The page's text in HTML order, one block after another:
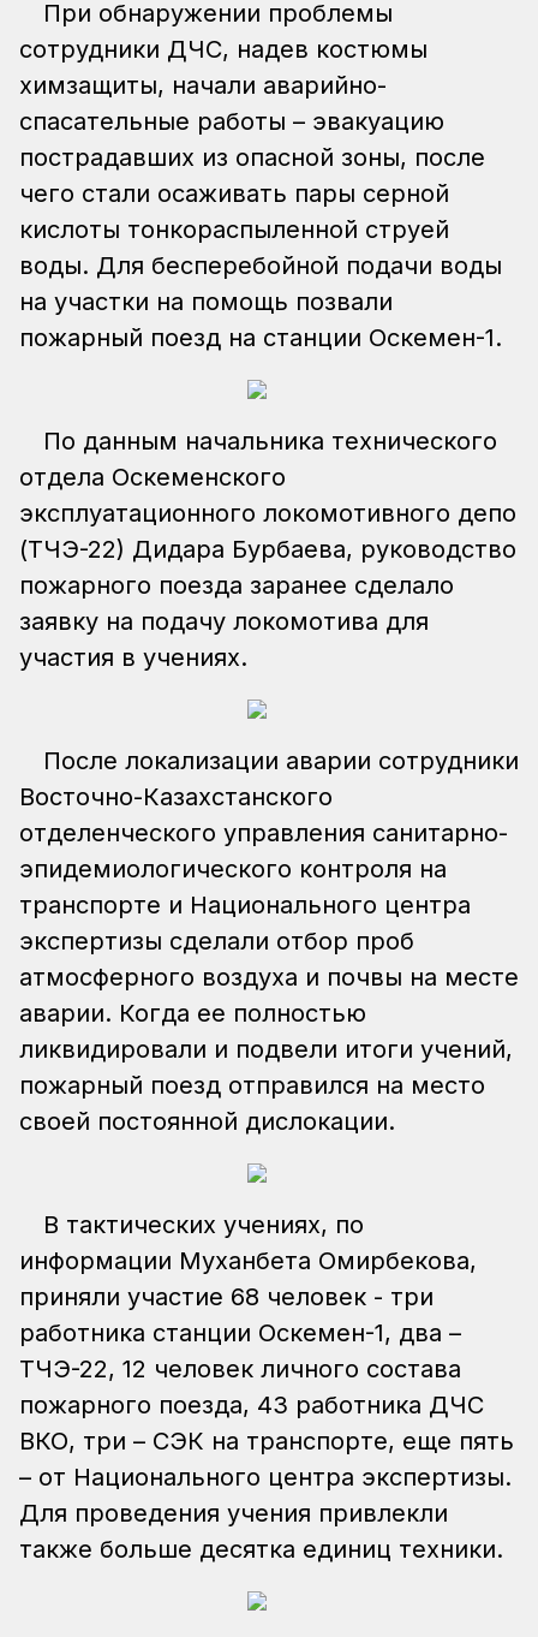
При обнаружении проблемы
сотрудники ДЧС, надев костюмы
химзащиты, начали аварийно-
спасательные работы – эвакуацию
пострадавших из опасной зоны, после
чего стали осаживать пары серной
кислоты тонкораспыленной струей
воды. Для бесперебойной подачи воды
на участки на помощь позвали
пожарный поезд на станции Оскемен-1.
По данным начальника технического
отдела Оскеменского
эксплуатационного локомотивного депо
(ТЧЭ-22) Дидара Бурбаева, руководство
пожарного поезда заранее сделало
заявку на подачу локомотива для
участия в учениях.
После локализации аварии сотрудники
Восточно-Казахстанского
отделенческого управления санитарно-
эпидемиологического контроля на
транспорте и Национального центра
экспертизы сделали отбор проб
атмосферного воздуха и почвы на месте
аварии. Когда ее полностью
ликвидировали и подвели итоги учений,
пожарный поезд отправился на место
своей постоянной дислокации.
В тактических учениях, по
информации Муханбета Омирбекова,
приняли участие 68 человек - три
работника станции Оскемен-1, два –
ТЧЭ-22, 12 человек личного состава
пожарного поезда, 43 работника ДЧС
ВКО, три – СЭК на транспорте, еще пять
– от Национального центра экспертизы.
Для проведения учения привлекли
также больше десятка единиц техники.